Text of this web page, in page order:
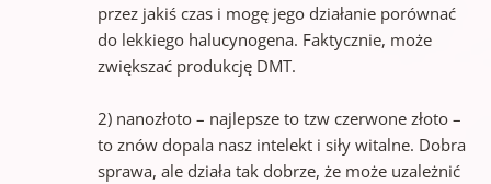
przez jakiś czas i mogę jego działanie porównać
do lekkiego halucynogena. Faktycznie, może
zwiększać produkcję DMT.
2) nanozłoto – najlepsze to tzw czerwone złoto –
to znów dopala nasz intelekt i siły witalne. Dobra
sprawa, ale działa tak dobrze, że może uzależnić